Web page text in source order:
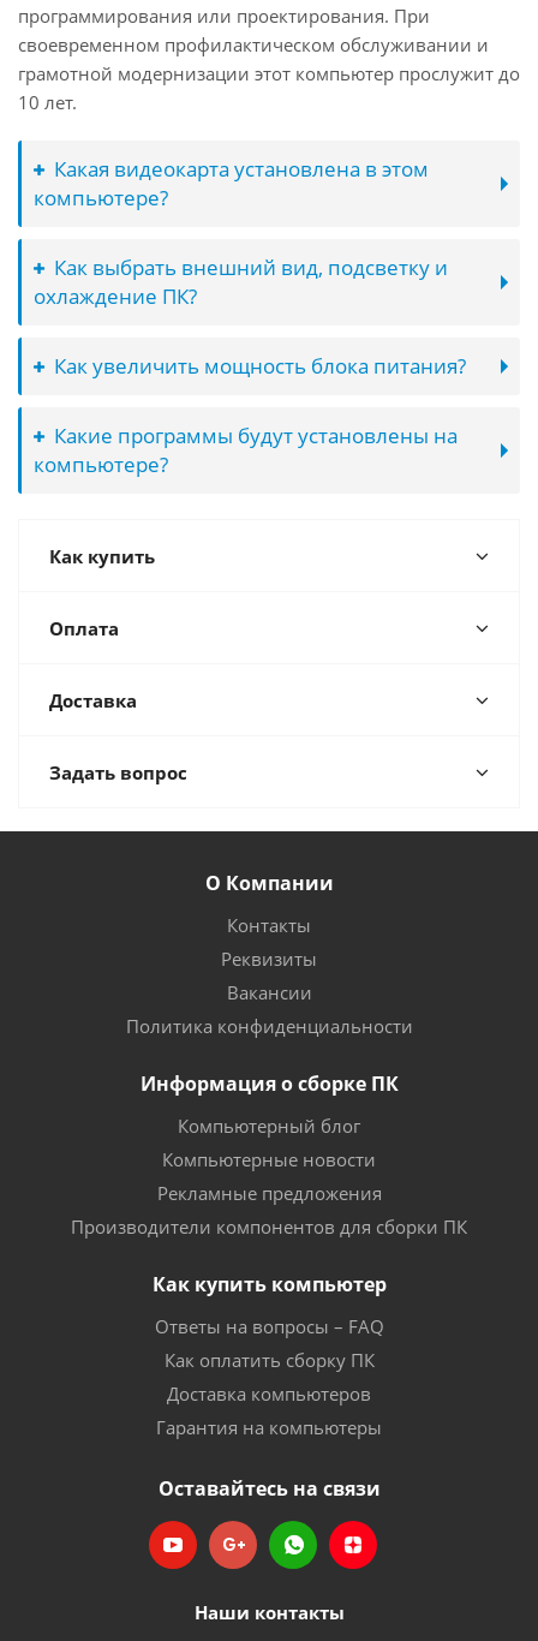
программирования или проектирования. При
своевременном профилактическом обслуживании и
грамотной модернизации этот компьютер прослужит до
10 лет.
Какая видеокарта установлена в этом
компьютере?
Как выбрать внешний вид, подсветку и
охлаждение ПК?
Как увеличить мощность блока питания?
Какие программы будут установлены на
компьютере?
Как купить
Оплата
Доставка
Задать вопрос
О Компании
Контакты
Реквизиты
Вакансии
Политика конфиденциальности
Информация о сборке ПК
Компьютерный блог
Компьютерные новости
Рекламные предложения
Производители компонентов для сборки ПК
Как купить компьютер
Ответы на вопросы – FAQ
Как оплатить сборку ПК
Доставка компьютеров
Гарантия на компьютеры
Оставайтесь на связи
Наши контакты